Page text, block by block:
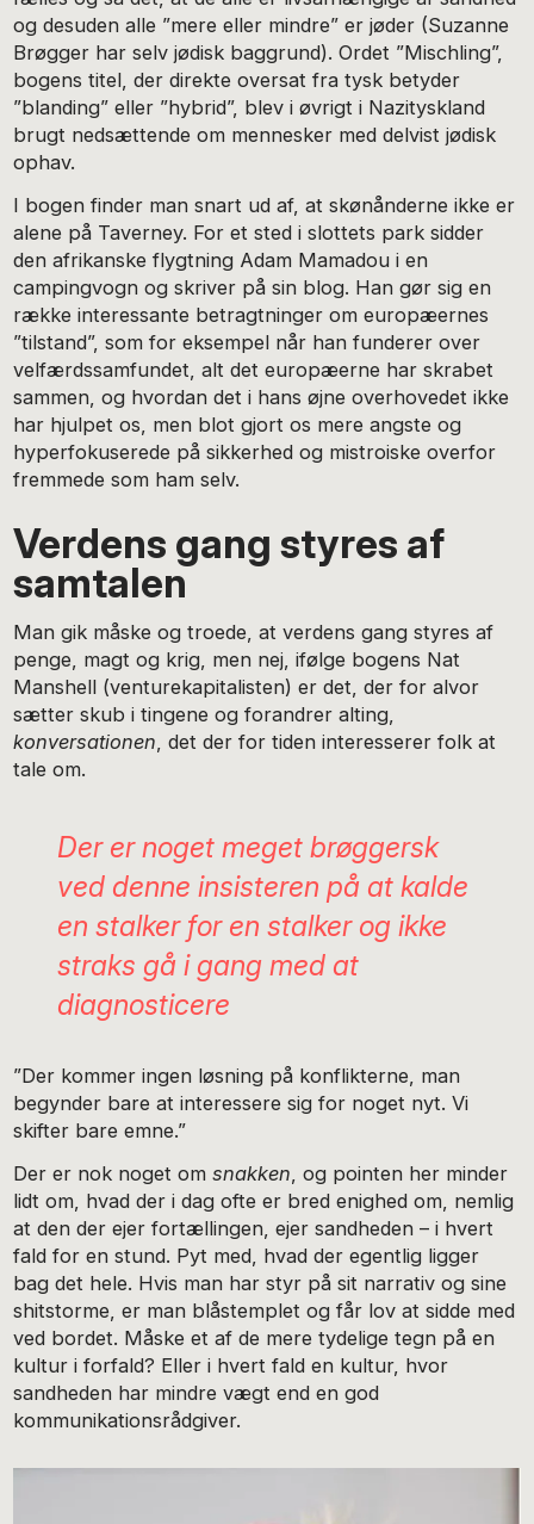
og desuden alle ”mere eller mindre” er jøder (Suzanne
Brøgger har selv jødisk baggrund). Ordet ”Mischling”,
bogens titel, der direkte oversat fra tysk betyder
”blanding” eller ”hybrid”, blev i øvrigt i Nazityskland
brugt nedsættende om mennesker med delvist jødisk
ophav.
I bogen finder man snart ud af, at skønånderne ikke er
alene på Taverney. For et sted i slottets park sidder
den afrikanske flygtning Adam Mamadou i en
campingvogn og skriver på sin blog. Han gør sig en
række interessante betragtninger om europæernes
”tilstand”, som for eksempel når han funderer over
velfærdssamfundet, alt det europæerne har skrabet
sammen, og hvordan det i hans øjne overhovedet ikke
har hjulpet os, men blot gjort os mere angste og
hyperfokuserede på sikkerhed og mistroiske overfor
fremmede som ham selv.
Verdens gang styres af
samtalen
Man gik måske og troede, at verdens gang styres af
penge, magt og krig, men nej, ifølge bogens Nat
Manshell (venturekapitalisten) er det, der for alvor
sætter skub i tingene og forandrer alting,
konversationen , det der for tiden interesserer folk at
tale om.
Der er noget meget brøggersk
ved denne insisteren på at kalde
en stalker for en stalker og ikke
straks gå i gang med at
diagnosticere
”Der kommer ingen løsning på konflikterne, man
begynder bare at interessere sig for noget nyt. Vi
skifter bare emne.”
Der er nok noget omsnakken, og pointen her minder
lidt om, hvad der i dag ofte er bred enighed om, nemlig
at den der ejer fortællingen, ejer sandheden – i hvert
fald for en stund. Pyt med, hvad der egentlig ligger
bag det hele. Hvis man har styr på sit narrativ og sine
shitstorme, er man blåstemplet og får lov at sidde med
ved bordet. Måske et af de mere tydelige tegn på en
kultur i forfald? Eller i hvert fald en kultur, hvor
sandheden har mindre vægt end en god
kommunikationsrådgiver.